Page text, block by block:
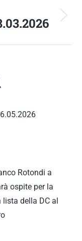
Rotondi a
ospite per la
lista della DC al